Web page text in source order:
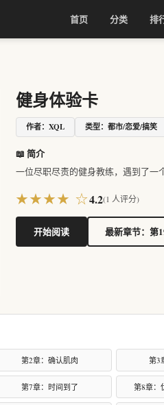
首页 分类 排
健身体验卡
作者：XQL 类型：都市/恋爱/搞笑
📖 简介
一位尽职尽责的健身教练，遇到了一
★★★★ ☆4.2(1 人评分)
开始阅读 最新章节：第
第2章：确认肌肉 第3
第7章：时间到了 第8章：